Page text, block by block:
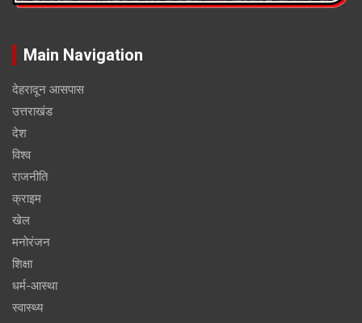
Main Navigation
देहरादून आसपास
उत्तराखंड
देश
विश्व
राजनीति
क्राइम
खेल
मनोरंजन
शिक्षा
धर्म-आस्था
स्वास्थ्य